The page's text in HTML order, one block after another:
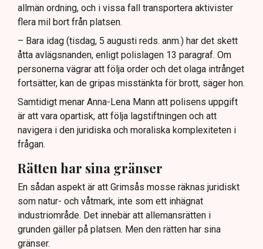
allmän ordning, och i vissa fall transportera aktivister
flera mil bort från platsen.
– Bara idag (tisdag, 5 augusti reds. anm.) har det skett
åtta avlägsnanden, enligt polislagen 13 paragraf. Om
personerna vägrar att följa order och det olaga intrånget
fortsätter, kan de gripas misstänkta för brott, säger hon.
Samtidigt menar Anna-Lena Mann att polisens uppgift
är att vara opartisk, att följa lagstiftningen och att
navigera i den juridiska och moraliska komplexiteten i
frågan.
Rätten har sina gränser
En sådan aspekt är att Grimsås mosse räknas juridiskt
som natur- och våtmark, inte som ett inhägnat
industriområde. Det innebär att allemansrätten i
grunden gäller på platsen. Men den rätten har sina
gränser.